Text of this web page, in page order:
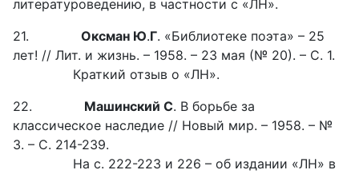
литературоведению, в частности с «ЛН».
21. Оксман Ю.Г. «Библиотеке поэта» – 25
лет! // Лит. и жизнь. – 1958. – 23 мая (№ 20). – С. 1.
Краткий отзыв о «ЛН».
22. Машинский С. В борьбе за
классическое наследие // Новый мир. – 1958. – №
3. – С. 214-239.
На с. 222-223 и 226 – об издании «ЛН» в